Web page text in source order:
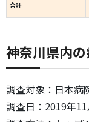
合計
神奈川県内
調査対象：日本病
調査日：2019年